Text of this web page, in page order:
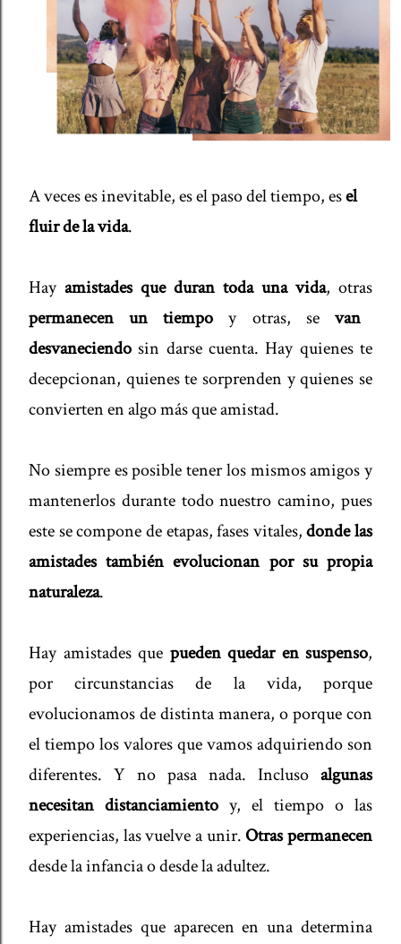
A veces es inevitable, es el paso del tiempo, esel
fluir de la vida.
Hay amistades que duran toda una vida, otras
permanecen un tiempo y otras, se van
desvaneciendo sin darse cuenta. Hay quienes te
decepcionan, quienes te sorprenden y quienes se
convierten en algo más que amistad.
No siempre es posible tener los mismos amigos y
mantenerlos durante todo nuestro camino, pues
este se compone de etapas, fases vitales,donde las
amistades también evolucionan por su propia
naturaleza.
Hay amistades que pueden quedar en suspenso,
por circunstancias de la vida, porque
evolucionamos de distinta manera, o porque con
el tiempo los valores que vamos adquiriendo son
diferentes. Y no pasa nada. Incluso algunas
necesitan distanciamiento y, el tiempo o las
experiencias, las vuelve a unir.Otras permanecen
desde la infancia o desde la adultez.
Hay amistades que aparecen en una determina